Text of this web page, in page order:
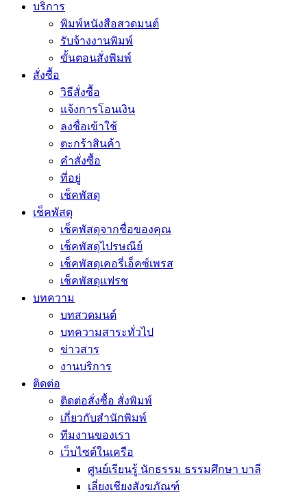
บริการ
พิมพ์หนังสือสวดมนต์
รับจ้างงานพิมพ์
ขั้นตอนสั่งพิมพ์
สั่งซื้อ
วิธีสั่งซื้อ
แจ้งการโอนเงิน
ลงชื่อเข้าใช้
ตะกร้าสินค้า
คำสั่งซื้อ
ที่อยู่
เช็คพัสดุ
เช็คพัสดุ
เช็คพัสดุจากชื่อของคุณ
เช็คพัสดุไปรษณีย์
เช็คพัสดุเคอรี่เอ็คซ์เพรส
เช็คพัสดุแฟรช
บทความ
บทสวดมนต์
บทความสาระทั่วไป
ข่าวสาร
งานบริการ
ติดต่อ
ติดต่อสั่งซื้อ สั่งพิมพ์
เกี่ยวกับสำนักพิมพ์
ทีมงานของเรา
เว็บไซต์ในเครือ
ศูนย์เรียนรู้ นักธรรม ธรรมศึกษา บาลี
เลี่ยงเชียงสังฆภัณฑ์